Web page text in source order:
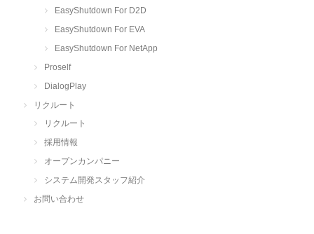
EasyShutdown For D2D
EasyShutdown For EVA
EasyShutdown For NetApp
Proself
DialogPlay
リクルート
リクルート
採用情報
オープンカンパニー
システム開発スタッフ紹介
お問い合わせ